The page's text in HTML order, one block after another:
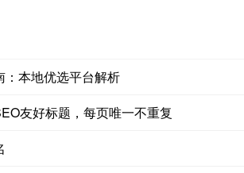
：本地优选平台解析
友好标题，每页唯一不重复